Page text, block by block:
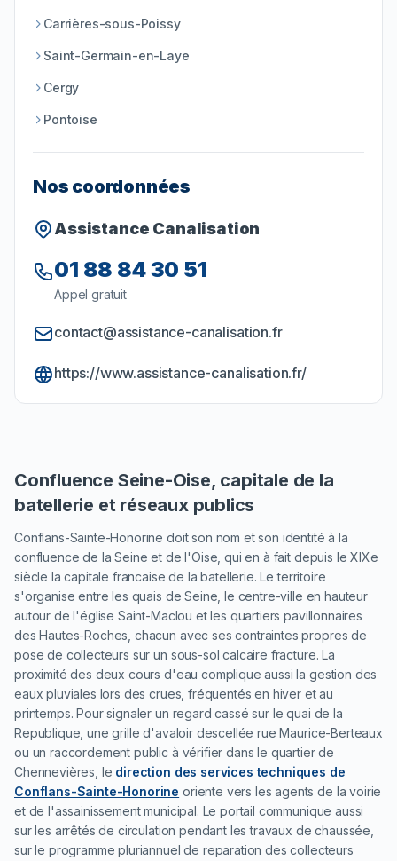
Carrières-sous-Poissy
Saint-Germain-en-Laye
Cergy
Pontoise
Nos coordonnées
Assistance Canalisation
01 88 84 30 51
Appel gratuit
contact@assistance-canalisation.fr
https://www.assistance-canalisation.fr/
Confluence Seine-Oise, capitale de la
batellerie et réseaux publics
Conflans-Sainte-Honorine doit son nom et son identité à la
confluence de la Seine et de l'Oise, qui en à fait depuis le XIXe
siècle la capitale francaise de la batellerie. Le territoire
s'organise entre les quais de Seine, le centre-ville en hauteur
autour de l'église Saint-Maclou et les quartiers pavillonnaires
des Hautes-Roches, chacun avec ses contraintes propres de
pose de collecteurs sur un sous-sol calcaire fracture. La
proximité des deux cours d'eau complique aussi la gestion des
eaux pluviales lors des crues, fréquentés en hiver et au
printemps. Pour signaler un regard cassé sur le quai de la
Republique, une grille d'avaloir descellée rue Maurice-Berteaux
ou un raccordement public à vérifier dans le quartier de
Chennevières, le direction des services techniques de
Conflans-Sainte-Honorine oriente vers les agents de la voirie
et de l'assainissement municipal. Le portail communique aussi
sur les arrêtés de circulation pendant les travaux de chaussée,
sur le programme pluriannuel de reparation des collecteurs